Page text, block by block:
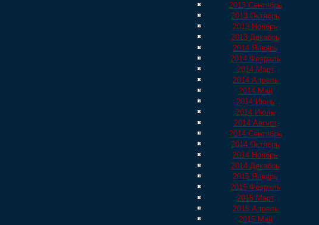
2013 Сентябрь
2013 Октябрь
2013 Ноябрь
2013 Декабрь
2014 Январь
2014 Февраль
2014 Март
2014 Апрель
2014 Май
2014 Июнь
2014 Июль
2014 Август
2014 Сентябрь
2014 Октябрь
2014 Ноябрь
2014 Декабрь
2015 Январь
2015 Февраль
2015 Март
2015 Апрель
2015 Май